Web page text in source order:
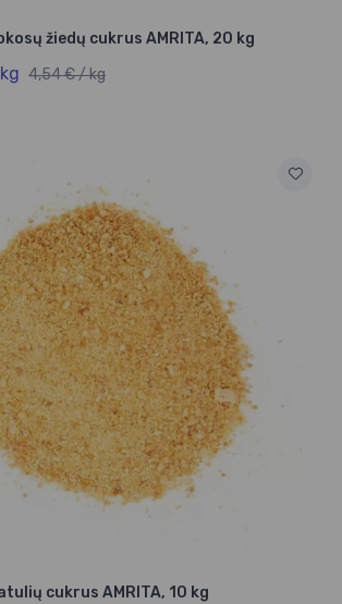
žiedų cukrus AMRITA, 20 kg
4,54 € / kg
cukrus AMRITA, 10 kg